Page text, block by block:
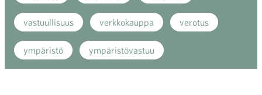
vastuullisuus verkkokauppa verotus
ympäristö ympäristövastuu